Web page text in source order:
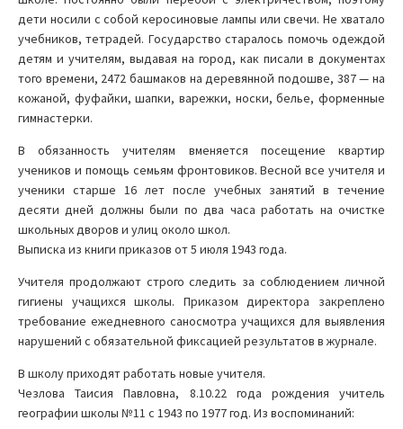
дети носили с собой керосиновые лампы или свечи. Не хватало
учебников, тетрадей. Государство старалось помочь одеждой
детям и учителям, выдавая на город, как писали в документах
того времени, 2472 башмаков на деревянной подошве, 387 — на
кожаной, фуфайки, шапки, варежки, носки, белье, форменные
гимнастерки.
В обязанность учителям вменяется посещение квартир
учеников и помощь семьям фронтовиков. Весной все учителя и
ученики старше 16 лет после учебных занятий в течение
десяти дней должны были по два часа работать на очистке
школьных дворов и улиц около школ.
Выписка из книги приказов от 5 июля 1943 года.
Учителя продолжают строго следить за соблюдением личной
гигиены учащихся школы. Приказом директора закреплено
требование ежедневного саносмотра учащихся для выявления
нарушений с обязательной фиксацией результатов в журнале.
В школу приходят работать новые учителя.
Чезлова Таисия Павловна, 8.10.22 года рождения учитель
географии школы №11 с 1943 по 1977 год. Из воспоминаний: